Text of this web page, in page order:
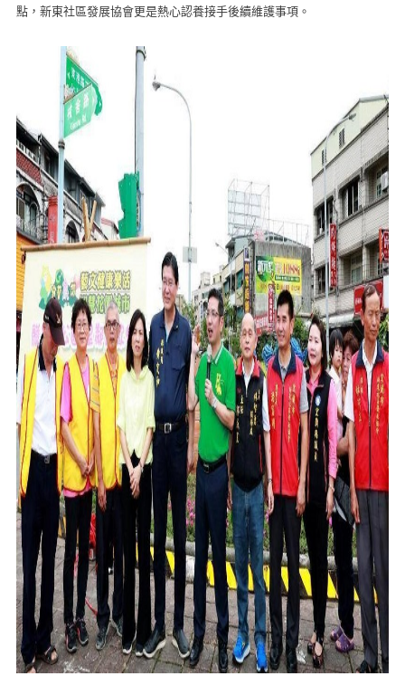
點，新東社區發展協會更是熱心認養接手後續維護事項。